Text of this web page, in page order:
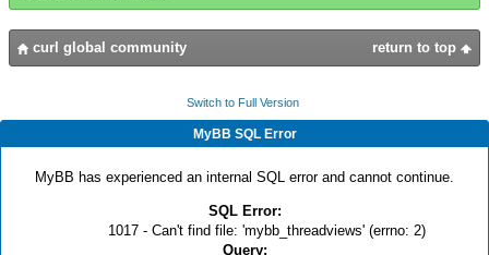
return to top
curl global community
Switch to Full Version
MyBB SQL Error
MyBB has experienced an internal SQL error and cannot continue.
SQL Error:
1017 - Can't find file: 'mybb_threadviews' (errno: 2)
Query: